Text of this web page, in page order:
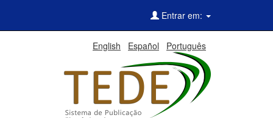
Entrar em:
English Español Português